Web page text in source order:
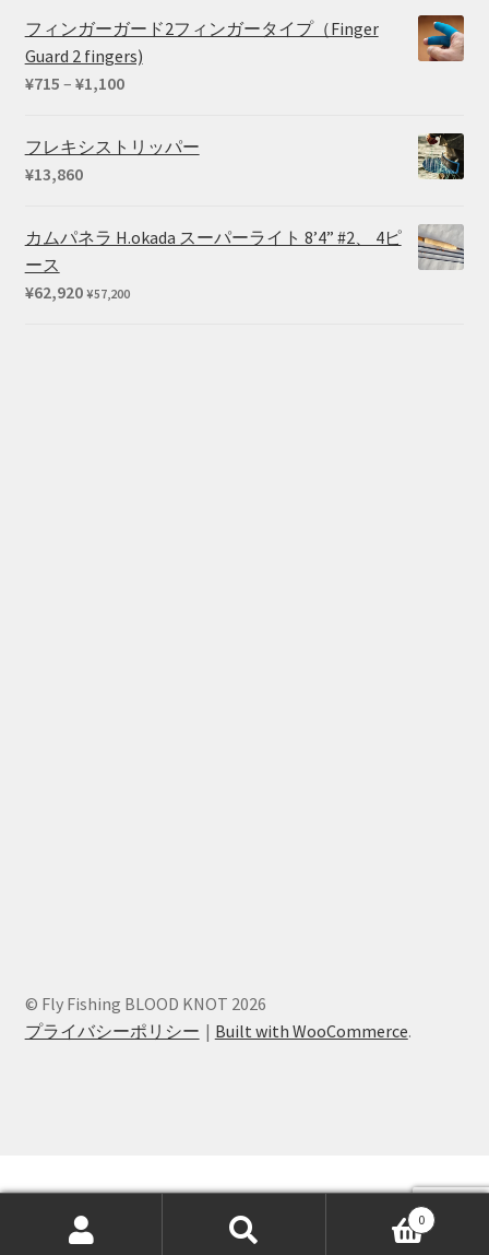
フィンガーガード2フィンガータイプ（Finger
Guard 2 fingers)
¥715 – ¥1,100価
帯:
フレキシストリッパー
¥13,860
カムパネラ H.okada スーパーライト 8’4” #2、 4ピ
ース
¥62,920 ¥57,200
© Fly Fishing BLOOD KNOT 2026
プライバシーポリシー
Built with WooCommerce.
0